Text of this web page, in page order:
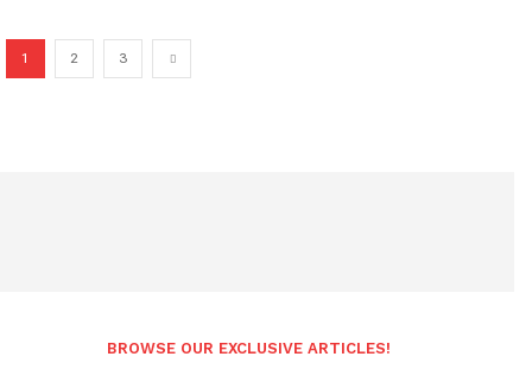
1 2 3
BROWSE OUR EXCLUSIVE ARTICLES!